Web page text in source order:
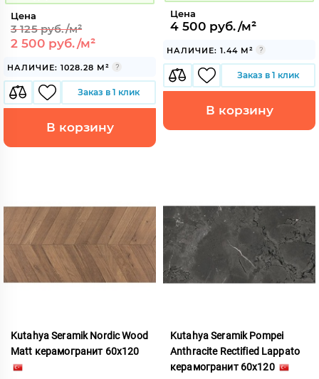
Цена
3 125 руб./м²
2 500 руб./м²
НАЛИЧИЕ: 1028.28 М²
Заказ в 1 клик
В корзину
Цена
4 500 руб./м²
НАЛИЧИЕ: 1.44 М²
Заказ в 1 клик
В корзину
Kutahya Seramik Nordic Wood
Matt керамогранит 60x120
Kutahya Seramik Pompei
Anthracite Rectified Lappato
керамогранит 60x120